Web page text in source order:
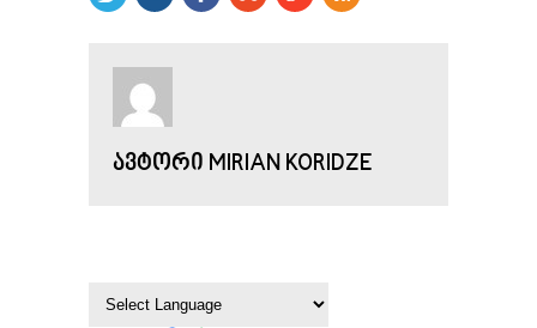
ᲐᲕᲢᲝᲠᲘ MIRIAN KORIDZE